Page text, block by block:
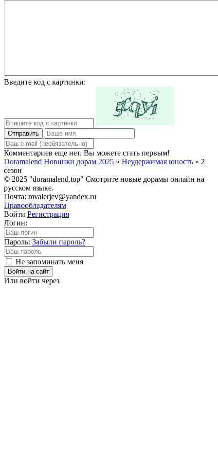
Введите код с картинки:
Отправить
Комментариев еще нет. Вы можете стать первым!
Doramalend Новинки дорам 2025 » Неудержимая юность » 2
сезон
© 2025 "doramalend.top" Смотрите новые дорамы онлайн на
русском языке.
Почта: mvalerjev@yandex.ru
Правообладателям
Войти Регистрация
Логин:
Пароль: Забыли пароль?
Не запоминать меня
Войти на сайт
Или войти через